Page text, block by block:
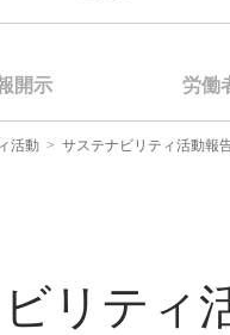
開示 労働
活動 > サステナビリティ活動報
リティ